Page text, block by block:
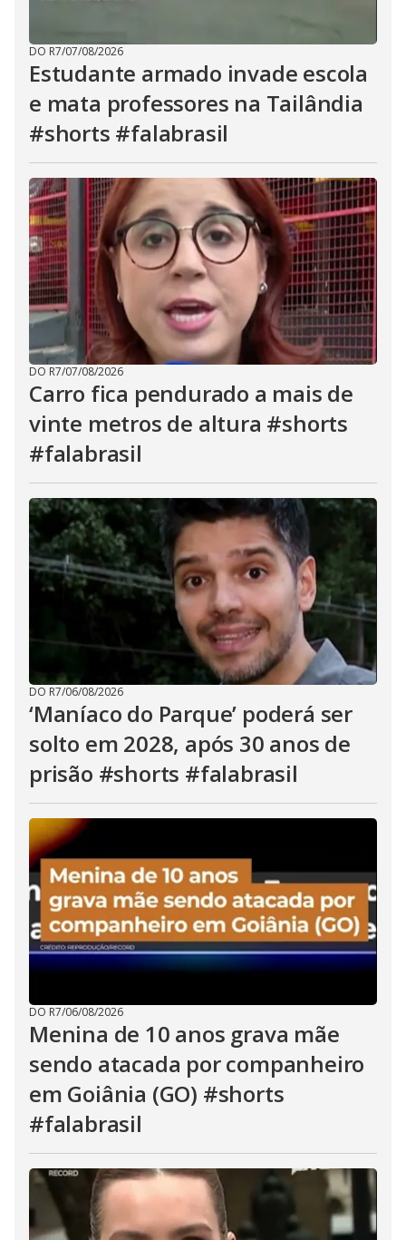
DO R7/07/08/2026
Estudante armado invade escola
e mata professores na Tailândia
#shorts #falabrasil
DO R7/07/08/2026
Carro fica pendurado a mais de
vinte metros de altura #shorts
#falabrasil
DO R7/06/08/2026
‘Maníaco do Parque’ poderá ser
solto em 2028, após 30 anos de
prisão #shorts #falabrasil
DO R7/06/08/2026
Menina de 10 anos grava mãe
sendo atacada por companheiro
em Goiânia (GO) #shorts
#falabrasil